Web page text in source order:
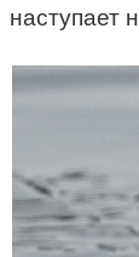
наступает